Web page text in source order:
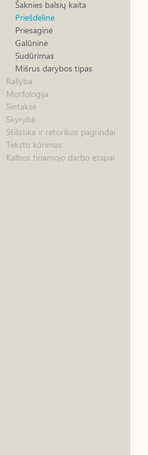
Šaknies balsių kaita
Priešdėlinė
Priesaginė
Galūninė
Sudūrimas
Mišrus darybos tipas
Rašyba
Morfologija
Sintaksė
Skyryba
Stilistika ir retorikos pagrindai
Teksto kūrimas
Kalbos tiriamojo darbo etapai